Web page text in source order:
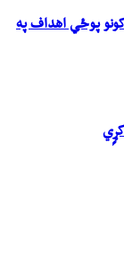
پوځي اهداف په